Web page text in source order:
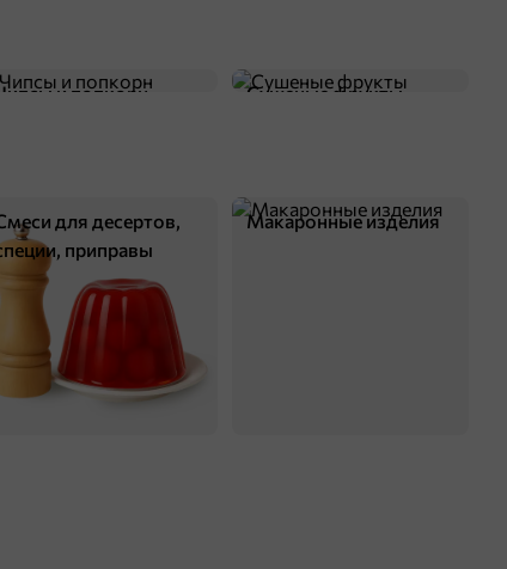
и попкорн Сушеные фрукты
для десертов,
приправы
Макаронные изделия